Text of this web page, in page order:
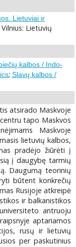
Lietuviai ir
Vilnius: Lietuvių
kalbos / Indo-
; Slavų kalbos /
atsirado Maskvoje
tapo Maskvos
Maskvoje
lietuvių kalbos,
pradėjo žiūrėti į
į daugybę tarmių
Daugumą teorinių
būtent konkrečių
Rusijoje atkreipė
ir balkanistikos
antruoju
aptariamos
rusų ir lietuvių
per paskutinius